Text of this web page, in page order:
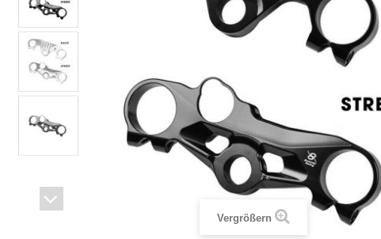
Vergrößern